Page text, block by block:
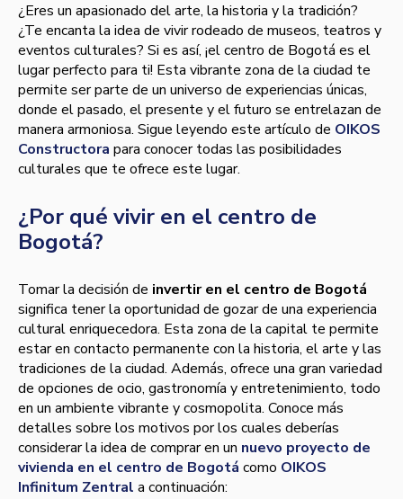
¿Eres un apasionado del arte, la historia y la tradición?
¿Te encanta la idea de vivir rodeado de museos, teatros y
eventos culturales? Si es así, ¡el centro de Bogotá es el
lugar perfecto para ti! Esta vibrante zona de la ciudad te
permite ser parte de un universo de experiencias únicas,
donde el pasado, el presente y el futuro se entrelazan de
manera armoniosa. Sigue leyendo este artículo de OIKOS
Constructora para conocer todas las posibilidades
culturales que te ofrece este lugar.
¿Por qué vivir en el centro de
Bogotá?
Tomar la decisión de invertir en el centro de Bogotá
significa tener la oportunidad de gozar de una experiencia
cultural enriquecedora. Esta zona de la capital te permite
estar en contacto permanente con la historia, el arte y las
tradiciones de la ciudad. Además, ofrece una gran variedad
de opciones de ocio, gastronomía y entretenimiento, todo
en un ambiente vibrante y cosmopolita. Conoce más
detalles sobre los motivos por los cuales deberías
considerar la idea de comprar en un nuevo proyecto de
vivienda en el centro de Bogotá como OIKOS
Infinitum Zentral a continuación: